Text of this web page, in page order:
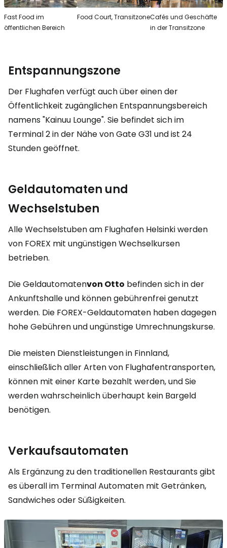
Fast Food im
öffentlichen Bereich
Food Court, TransitzoneCafés und Geschäfte
in der Transitzone
Entspannungszone
Der Flughafen verfügt auch über einen der
Öffentlichkeit zugänglichen Entspannungsbereich
namens "Kainuu Lounge". Sie befindet sich im
Terminal 2 in der Nähe von Gate G31 und ist 24
Stunden geöffnet.
Geldautomaten und
Wechselstuben
Alle Wechselstuben am Flughafen Helsinki werden
von FOREX mit ungünstigen Wechselkursen
betrieben.
Die Geldautomatenvon Otto befinden sich in der
Ankunftshalle und können gebührenfrei genutzt
werden. Die FOREX-Geldautomaten haben dagegen
hohe Gebühren und ungünstige Umrechnungskurse.
Die meisten Dienstleistungen in Finnland,
einschließlich aller Arten von Flughafentransporten,
können mit einer Karte bezahlt werden, und Sie
werden wahrscheinlich überhaupt kein Bargeld
benötigen.
Verkaufsautomaten
Als Ergänzung zu den traditionellen Restaurants gibt
es überall im Terminal Automaten mit Getränken,
Sandwiches oder Süßigkeiten.